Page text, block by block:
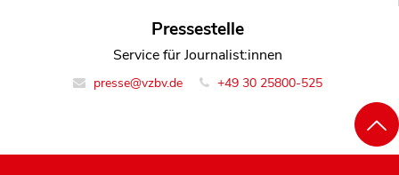
Pressestelle
Service für Journalist:innen
presse@vzbv.de +49 30 25800-525